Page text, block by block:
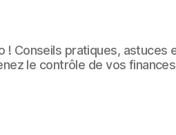
Conseils pratiques, astuces
le contrôle de vos finances